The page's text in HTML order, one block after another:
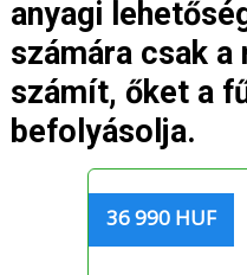
anyagi
számára csak
számít, őket a
befolyásolja.
36 990 HUF